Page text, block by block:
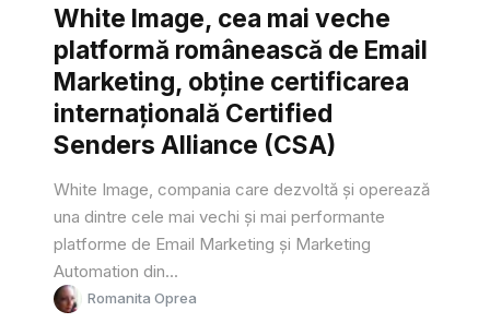
White Image, cea mai veche
platformă românească de Email
Marketing, obține certificarea
internațională Certified
Senders Alliance (CSA)
White Image, compania care dezvoltă și operează
una dintre cele mai vechi și mai performante
platforme de Email Marketing și Marketing
Automation din...
Romanita Oprea